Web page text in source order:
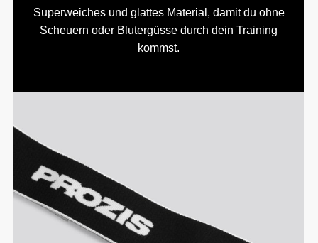
Superweiches und glattes Material, damit du ohne
Scheuern oder Blutergüsse durch dein Training
kommst.